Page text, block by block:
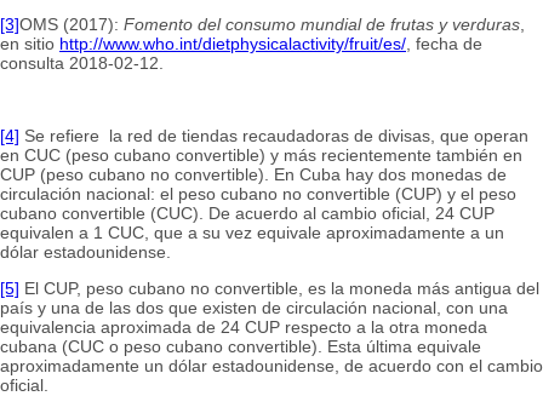
[3]OMS (2017): Fomento del consumo mundial de frutas y verduras
en sitio http://www.who.int/dietphysicalactivity/fruit/es/ , fecha de
consulta 2018-02-12.
[4] Se refiere la red de tiendas recaudadoras de divisas, que operan
en CUC (peso cubano convertible) y más recientemente también en
CUP (peso cubano no convertible). En Cuba hay dos monedas de
circulación nacional: el peso cubano no convertible (CUP) y el peso
cubano convertible (CUC). De acuerdo al cambio oficial, 24 CUP
equivalen a 1 CUC, que a su vez equivale aproximadamente a un
dólar estadounidense.
[5] El CUP, peso cubano no convertible, es la moneda más antigua del
país y una de las dos que existen de circulación nacional, con una
equivalencia aproximada de 24 CUP respecto a la otra moneda
cubana (CUC o peso cubano convertible). Esta última equivale
aproximadamente un dólar estadounidense, de acuerdo con el cambio
oficial.